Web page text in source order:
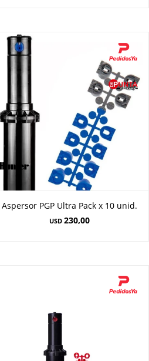
Aspersor PGP Ultra Pack x 10 unid.
USD 230,00